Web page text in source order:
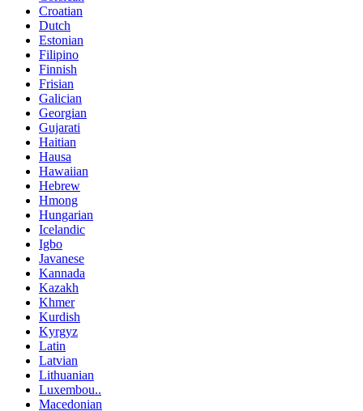
Croatian
Dutch
Estonian
Filipino
Finnish
Frisian
Galician
Georgian
Gujarati
Haitian
Hausa
Hawaiian
Hebrew
Hmong
Hungarian
Icelandic
Igbo
Javanese
Kannada
Kazakh
Khmer
Kurdish
Kyrgyz
Latin
Latvian
Lithuanian
Luxembou..
Macedonian